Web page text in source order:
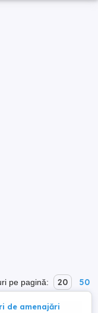
pe pagină: 20 50
de amenajări